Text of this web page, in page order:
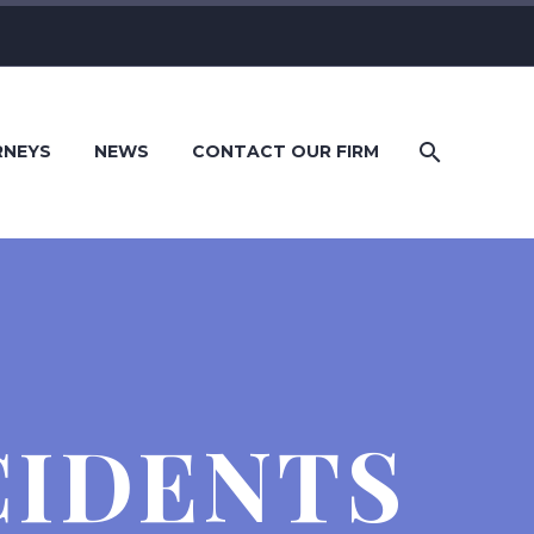
NEWS CONTACT OUR FIRM